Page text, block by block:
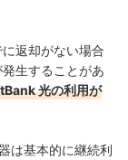
返却がない場合
生することがあ
光の利用が
は基本的に継続利